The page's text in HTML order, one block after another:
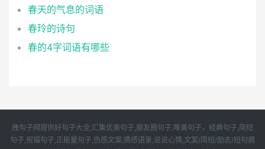
春天的气息的词语
春玲的诗句
春的4字词语有哪些
拽句子网提供好句子大全,汇集优美句子,朋友圈句子,唯美句子，经典句子,简短
句子,祝福句子,正能量句子,伤感文案,情感语录,说说心情,文案/简短/励志/短句摘